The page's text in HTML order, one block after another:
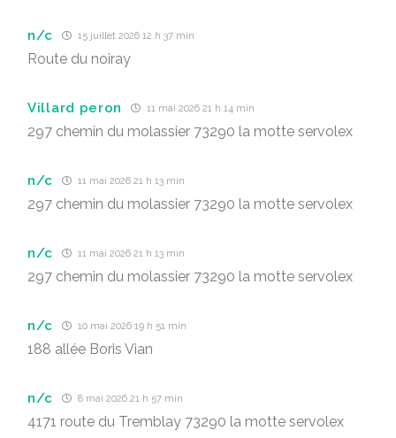
n/c 15 juillet 2026 12 h 37 min
Route du noiray
Villard peron 11 mai 2026 21 h 14 min
297 chemin du molassier 73290 la motte servolex
n/c 11 mai 2026 21 h 13 min
297 chemin du molassier 73290 la motte servolex
n/c 11 mai 2026 21 h 13 min
297 chemin du molassier 73290 la motte servolex
n/c 10 mai 2026 19 h 51 min
188 allée Boris Vian
n/c 8 mai 2026 21 h 57 min
4171 route du Tremblay 73290 la motte servolex